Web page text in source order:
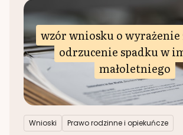
wzór wniosku o wyrażenie
odrzucenie spadku w
małoletniego
Wnioski Prawo rodzinne i opiekuńcze